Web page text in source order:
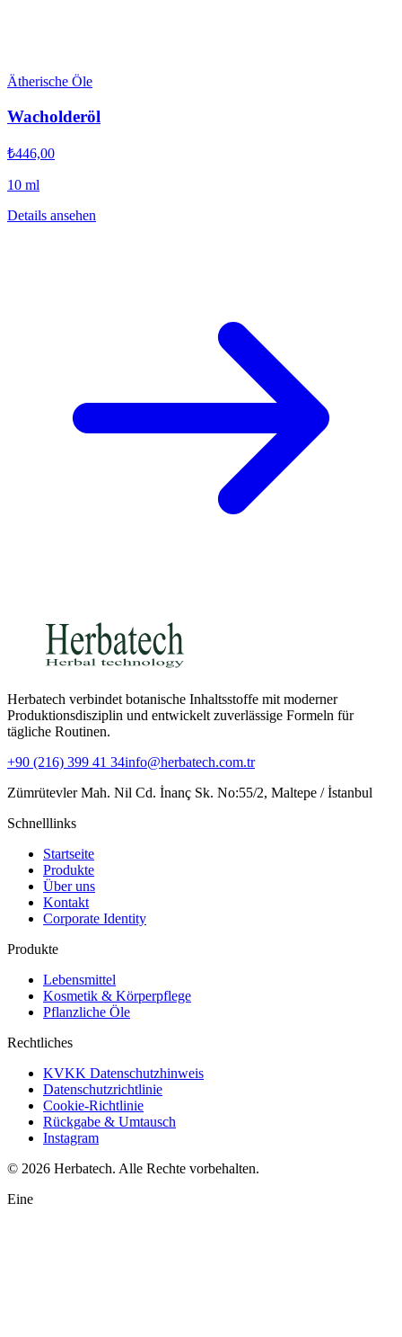
Ätherische Öle
Wacholderöl
₺446,00
10 ml
Details ansehen
Herbatech verbindet botanische Inhaltsstoffe mit moderner
Produktionsdisziplin und entwickelt zuverlässige Formeln für
tägliche Routinen.
+90 (216) 399 41 34info@herbatech.com.tr
Zümrütevler Mah. Nil Cd. İnanç Sk. No:55/2, Maltepe / İstanbul
Schnelllinks
Startseite
Produkte
Über uns
Kontakt
Corporate Identity
Produkte
Lebensmittel
Kosmetik & Körperpflege
Pflanzliche Öle
Rechtliches
KVKK Datenschutzhinweis
Datenschutzrichtlinie
Cookie-Richtlinie
Rückgabe & Umtausch
Instagram
© 2026 Herbatech. Alle Rechte vorbehalten.
Eine